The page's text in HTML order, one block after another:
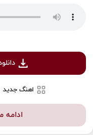
اهنگ جدید
ادامه